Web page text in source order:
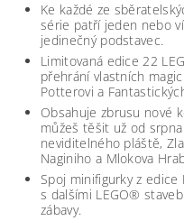
Ke každé ze
série patří jeden nebo
jedinečný podstavec.
Limitovaná edice 22
přehrání vlastních
Potterovi a
Obsahuje zbrusu nové
můžeš těšit už od
neviditelného pláště,
Naginiho a Mlokova
Spoj minifigurky z
s dalšími LEGO®
zábavy.